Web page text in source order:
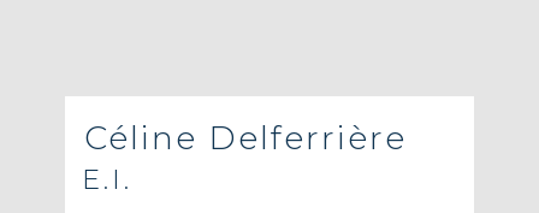
Céline Delferrière
E.I.